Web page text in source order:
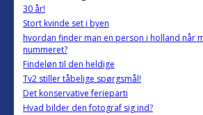
30 år!
Stort kvinde set i byen
hvordan finder man en person i holland når
nummeret?
Findeløn til den heldige
Tv2 stiller tåbelige spørgsmål!
Det konservative ferieparti
Hvad bilder den fotograf sig ind?